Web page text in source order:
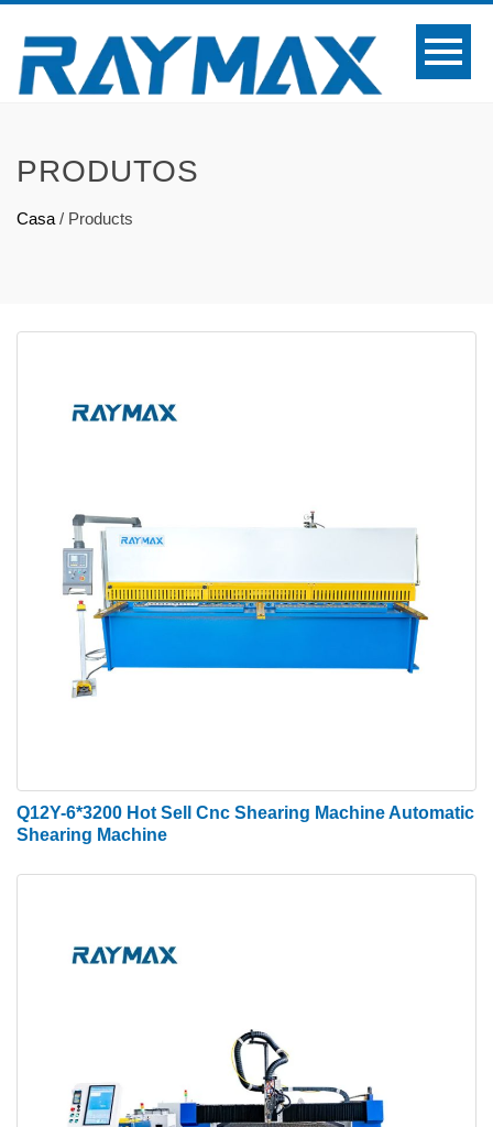
PRODUTOS
Casa / Products
Q12Y-6*3200 Hot Sell Cnc Shearing Machine Automatic
Shearing Machine